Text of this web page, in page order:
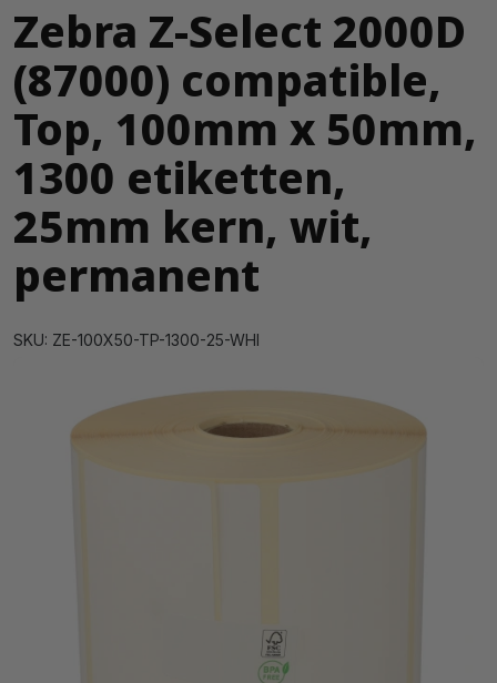
Zebra Z-Select 2000D
(87000) compatible,
Top, 100mm x 50mm,
1300 etiketten,
25mm kern, wit,
permanent
SKU: ZE-100X50-TP-1300-25-WHI